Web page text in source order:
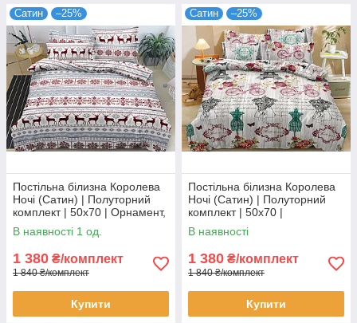
Сатин –25%
Постільна білизна Королева
Ночі (Сатин) | Полуторний
комплект | 50х70 | Орнамент,
Олені, Сніжинки
В наявності 1 од.
1 380 ₴/комплект
1 840 ₴/комплект
Купити
Сатин –25%
Постільна білизна Королева
Ночі (Сатин) | Полуторний
комплект | 50х70 |
Різнокольорова абстракція,
Ейфелева вежа
В наявності
1 380 ₴/комплект
1 840 ₴/комплект
Купити